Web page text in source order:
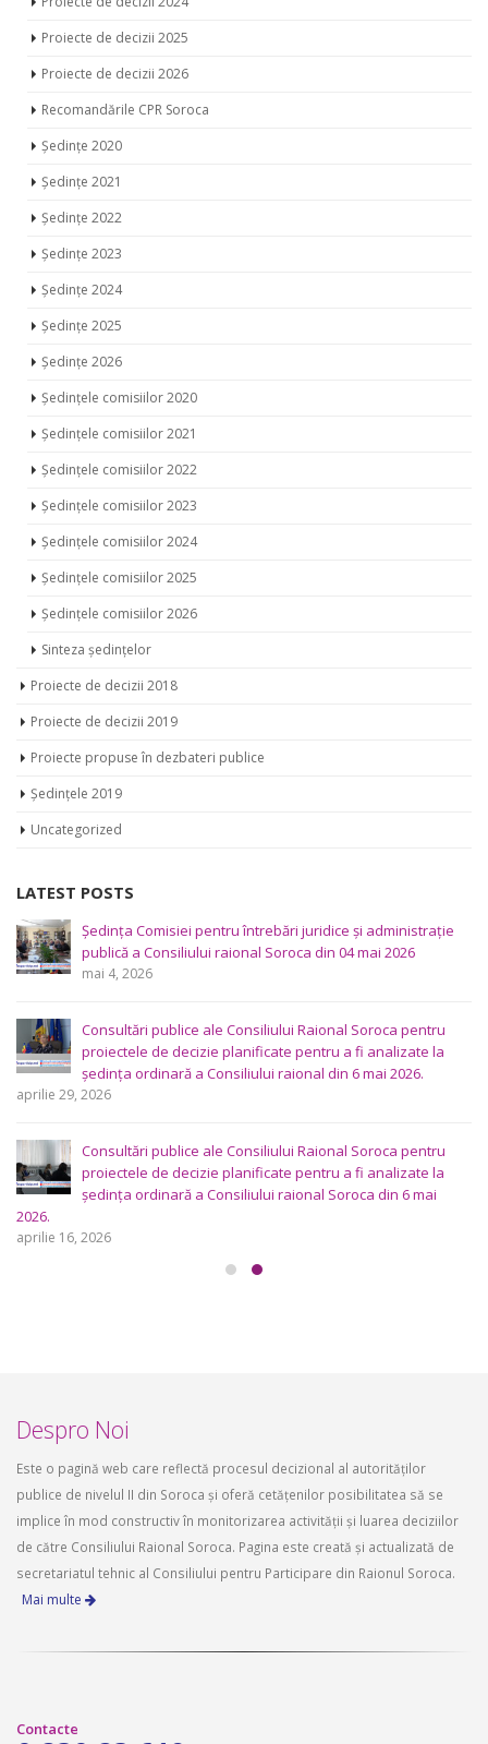
Proiecte de decizii 2024
Proiecte de decizii 2025
Proiecte de decizii 2026
Recomandările CPR Soroca
Ședințe 2020
Ședințe 2021
Ședințe 2022
Ședințe 2023
Ședințe 2024
Ședințe 2025
Ședințe 2026
Ședințele comisiilor 2020
Ședințele comisiilor 2021
Ședințele comisiilor 2022
Ședințele comisiilor 2023
Ședințele comisiilor 2024
Ședințele comisiilor 2025
Ședințele comisiilor 2026
Sinteza ședințelor
Proiecte de decizii 2018
Proiecte de decizii 2019
Proiecte propuse în dezbateri publice
Ședințele 2019
Uncategorized
LATEST POSTS
Ședința Comisiei pentru întrebări juridice şi administraţie
publică a Consiliului raional Soroca din 04 mai 2026
mai 4, 2026
Consultări publice ale Consiliului Raional Soroca pentru
proiectele de decizie planificate pentru a fi analizate la
ședința ordinară a Consiliului raional din 6 mai 2026.
aprilie 29, 2026
Consultări publice ale Consiliului Raional Soroca pentru
proiectele de decizie planificate pentru a fi analizate la
ședința ordinară a Consiliului raional Soroca din 6 mai
2026.
aprilie 16, 2026
Despro Noi
Este o pagină web care reflectă procesul decizional al autorităților
publice de nivelul II din Soroca și oferă cetățenilor posibilitatea să se
implice în mod constructiv în monitorizarea activității și luarea deciziilor
de către Consiliului Raional Soroca. Pagina este creată și actualizată de
secretariatul tehnic al Consiliului pentru Participare din Raionul Soroca.